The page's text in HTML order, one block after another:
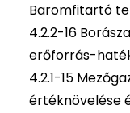
Baromfitartó
4.2.2-16
erőforrás-
4.2.1-15
értéknövelése